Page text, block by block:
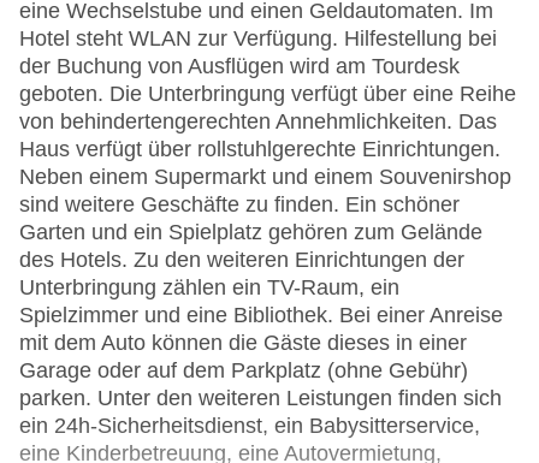
eine Wechselstube und einen Geldautomaten. Im
Hotel steht WLAN zur Verfügung. Hilfestellung bei
der Buchung von Ausflügen wird am Tourdesk
geboten. Die Unterbringung verfügt über eine Reihe
von behindertengerechten Annehmlichkeiten. Das
Haus verfügt über rollstuhlgerechte Einrichtungen.
Neben einem Supermarkt und einem Souvenirshop
sind weitere Geschäfte zu finden. Ein schöner
Garten und ein Spielplatz gehören zum Gelände
des Hotels. Zu den weiteren Einrichtungen der
Unterbringung zählen ein TV-Raum, ein
Spielzimmer und eine Bibliothek. Bei einer Anreise
mit dem Auto können die Gäste dieses in einer
Garage oder auf dem Parkplatz (ohne Gebühr)
parken. Unter den weiteren Leistungen finden sich
ein 24h-Sicherheitsdienst, ein Babysitterservice,
eine Kinderbetreuung, eine Autovermietung,